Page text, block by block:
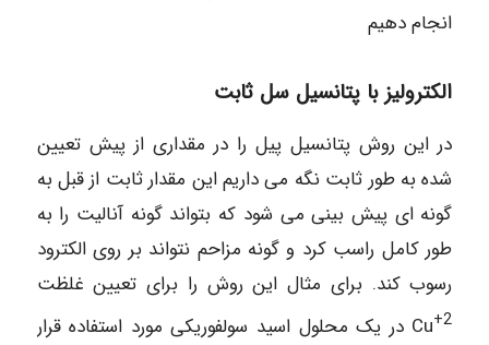
انجام دهیم
الکترولیز با پتانسیل سل ثابت
در این روش پتانسیل پیل را در مقداری از پیش تعیین
شده به طور ثابت نگه می داریم این مقدار ثابت از قبل به
گونه ای پیش بینی می شود که بتواند گونه آنالیت را به
طور کامل راسب کرد و گونه مزاحم نتواند بر روی الکترود
رسوب کند. برای مثال این روش را برای تعیین غلظت
2+
Cu در یک محلول اسید سولفوریکی مورد استفاده قرار